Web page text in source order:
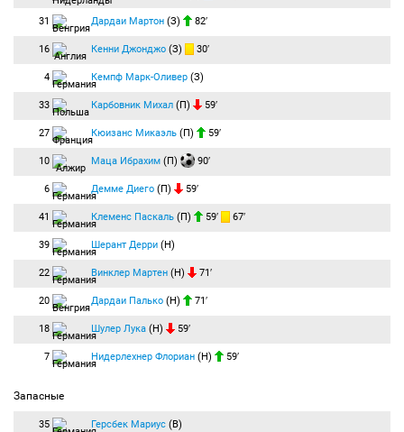
31 Дардаи Мартон (З) 82′
16 Кенни Джонджо (З) 30′
4 Кемпф Марк-Оливер (З)
33 Карбовник Михал (П) 59′
27 Кюизанс Микаэль (П) 59′
10 Маца Ибрахим (П) 90′
6 Демме Диего (П) 59′
41 Клеменс Паскаль (П) 59′ 67′
39 Шерант Дерри (Н)
22 Винклер Мартен (Н) 71′
20 Дардаи Палько (Н) 71′
18 Шулер Лука (Н) 59′
7 Нидерлехнер Флориан (Н) 59′
Запасные
35 Герсбек Мариус (В)